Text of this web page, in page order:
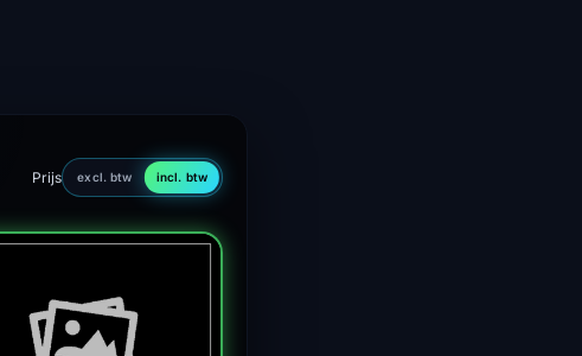
Prijs excl. btw incl. btw